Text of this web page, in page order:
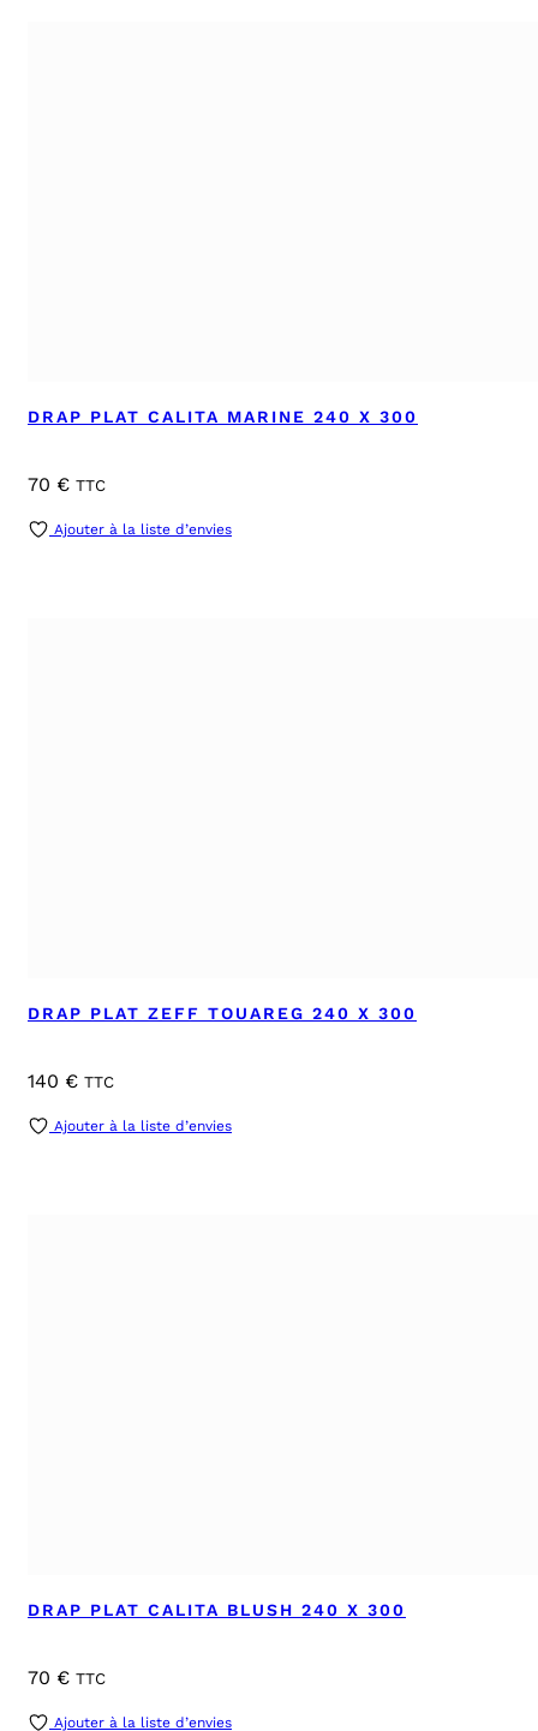
DRAP PLAT CALITA MARINE 240 X 300
70 € TTC
Ajouter à la liste d’envies
DRAP PLAT ZEFF TOUAREG 240 X 300
140 € TTC
Ajouter à la liste d’envies
DRAP PLAT CALITA BLUSH 240 X 300
70 € TTC
Ajouter à la liste d’envies